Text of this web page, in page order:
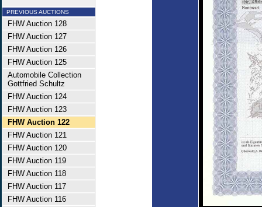
PREVIOUS AUCTIONS
FHW Auction 128
FHW Auction 127
FHW Auction 126
FHW Auction 125
Automobile Collection
Gottfried Schultz
FHW Auction 124
FHW Auction 123
FHW Auction 122
FHW Auction 121
FHW Auction 120
FHW Auction 119
FHW Auction 118
FHW Auction 117
FHW Auction 116